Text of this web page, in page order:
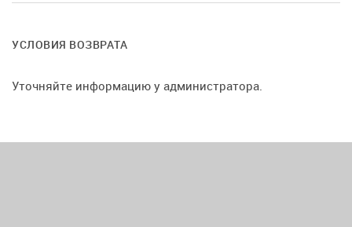
УСЛОВИЯ ВОЗВРАТА
Уточняйте информацию у администратора.